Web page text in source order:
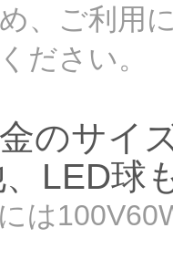
、ご利用
ださい。
のサイ
LED球
は